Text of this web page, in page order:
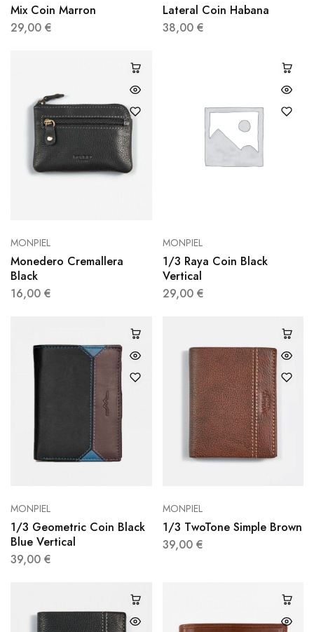
Mix Coin Marron
29,00 €
Lateral Coin Habana
38,00 €
MONPIEL
Monedero Cremallera
Black
16,00 €
MONPIEL
1/3 Raya Coin Black
Vertical
29,00 €
MONPIEL
1/3 Geometric Coin Black
Blue Vertical
39,00 €
MONPIEL
1/3 TwoTone Simple Brown
39,00 €